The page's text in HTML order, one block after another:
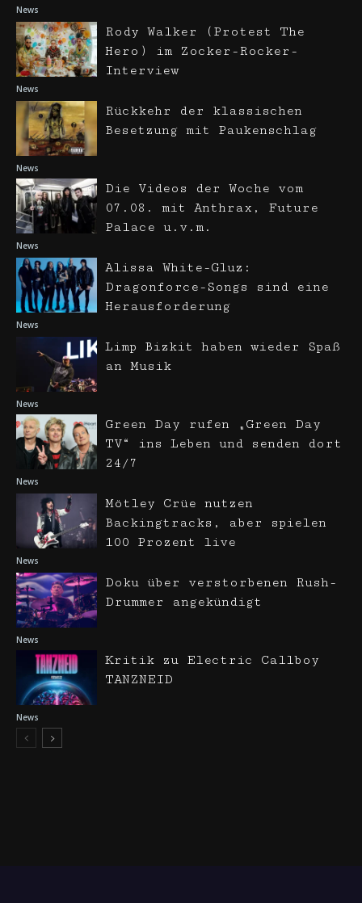
News
News
Rody Walker (Protest The
Hero) im Zocker-Rocker-
Interview
News
Rückkehr der klassischen
Besetzung mit Paukenschlag
News
Die Videos der Woche vom
07.08. mit Anthrax, Future
Palace u.v.m.
News
Alissa White-Gluz:
Dragonforce-Songs sind eine
Herausforderung
News
Limp Bizkit haben wieder Spaß
an Musik
News
Green Day rufen „Green Day
TV“ ins Leben und senden dort
24/7
News
Mötley Crüe nutzen
Backingtracks, aber spielen
100 Prozent live
News
Doku über verstorbenen Rush-
Drummer angekündigt
News
Kritik zu Electric Callboy
TANZNEID